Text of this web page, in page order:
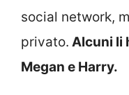
social network,
privato. Alcuni li
Megan e Harry.